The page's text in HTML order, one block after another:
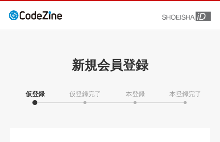
新規会員登録
仮登録 仮登録完了 本登録 本登録完了